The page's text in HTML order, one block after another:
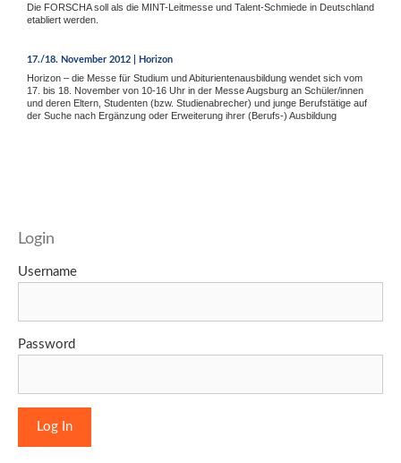
Die FORSCHA soll als die MINT-Leitmesse und Talent-Schmiede in Deutschland
etabliert werden.
17./18. November 2012 | Horizon
Horizon – die Messe für Studium und Abiturientenausbildung wendet sich vom
17. bis 18. November von 10-16 Uhr in der Messe Augsburg an Schüler/innen
und deren Eltern, Studenten (bzw. Studienabrecher) und junge Berufstätige auf
der Suche nach Ergänzung oder Erweiterung ihrer (Berufs-) Ausbildung
Login
Username
Password